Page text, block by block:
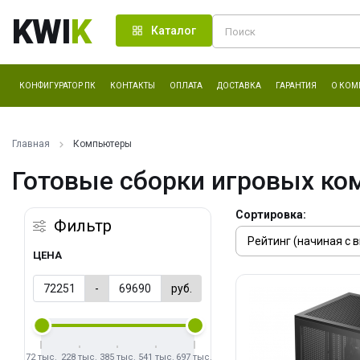
KWIK Каталог
КОНФИГУРАТОР ПК КОНТАКТЫ ОПЛАТА ДОСТАВКА ГАРАНТИЯ О
Главная Компьютеры
Готовые сборки игровых
Фильтр
ЦЕНА
- руб.
72 тыс. 228 тыс. 385 тыс. 541 тыс. 697 тыс.
Сортировка: